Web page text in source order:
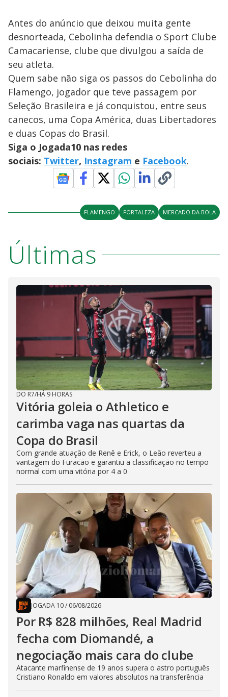
Antes do anúncio que deixou muita gente
desnorteada, Cebolinha defendia o Sport Clube
Camacariense, clube que divulgou a saída de
seu atleta.
Quem sabe não siga os passos do Cebolinha do
Flamengo, jogador que teve passagem por
Seleção Brasileira e já conquistou, entre seus
canecos, uma Copa América, duas Libertadores
e duas Copas do Brasil.
Siga o Jogada10 nas redes
sociais: Twitter, Instagram e Facebook.
FLAMENGO FORTALEZA MERCADO DA BOLA
Últimas
DO R7/HÁ 9 HORAS
Vitória goleia o Athletico e
carimba vaga nas quartas da
Copa do Brasil
Com grande atuação de Renê e Erick, o Leão reverteu a
vantagem do Furacão e garantiu a classificação no tempo
normal com uma vitória por 4 a 0
JOGADA 10/ 06/08/2026
Por R$ 828 milhões, Real Madrid
fecha com Diomandé, a
negociação mais cara do clube
Atacante marfinense de 19 anos supera o astro português
Cristiano Ronaldo em valores absolutos na transferência